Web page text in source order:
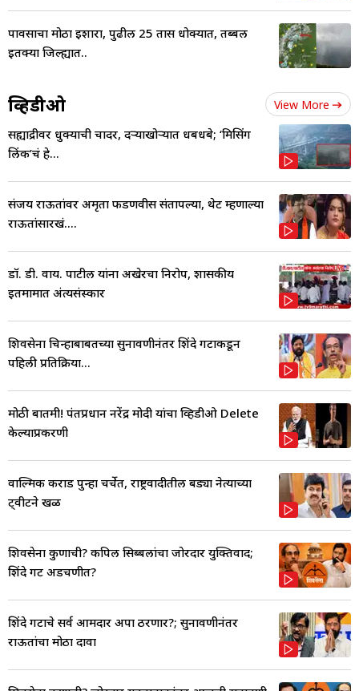
पावसाचा मोठा इशारा, पुढील 25 तास धोक्यात, तब्बल
इतक्या जिल्ह्यात..
व्हिडीओ View More
सह्याद्रीवर धुक्याची चादर, दऱ्याखोऱ्यात धबधबे; ‘मिसिंग
लिंक’चं हे...
संजय राऊतांवर अमृता फडणवीस संतापल्या, थेट म्हणाल्या
राऊतांसारखं....
डॉ. डी. वाय. पाटील यांना अखेरचा निरोप, शासकीय
इतमामात अंत्यसंस्कार
शिवसेना चिन्हाबाबतच्या सुनावणीनंतर शिंदे गटाकडून
पहिली प्रतिक्रिया...
मोठी बातमी! पंतप्रधान नरेंद्र मोदी यांचा व्हिडीओ Delete
केल्याप्रकरणी
वाल्मिक कराड पुन्हा चर्चेत, राष्ट्रवादीतील बड्या नेत्याच्या
ट्वीटने खळ
शिवसेना कुणाची? कपिल सिब्बलांचा जोरदार युक्तिवाद;
शिंदे गट अडचणीत?
शिंदे गटाचे सर्व आमदार अपात्र ठरणार?; सुनावणीनंतर
राऊतांचा मोठा दावा